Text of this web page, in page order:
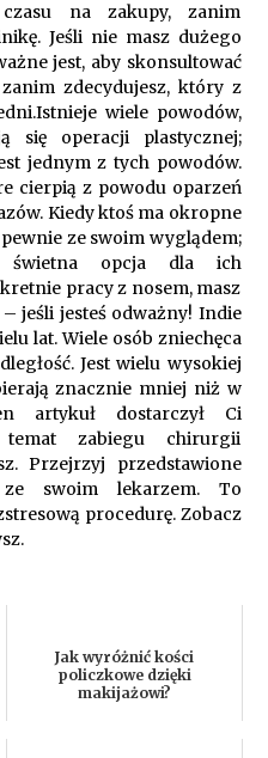
na zakupy, zanim
Jeśli nie masz dużego
jest, aby skonsultować
zdecydujesz, który z
wiele powodów,
się operacji plastycznej;
jednym z tych powodów.
cierpią z powodu oparzeń
Kiedy ktoś ma okropne
ze swoim wyglądem;
świetna opcja dla ich
pracy z nosem, masz
jeśli jesteś odważny! Indie
lat. Wiele osób zniechęca
Jest wielu wysokiej
znacznie mniej niż w
artykuł dostarczył Ci
zabiegu chirurgii
Przejrzyj przedstawione
swoim lekarzem. To
procedurę. Zobacz
Jak wyróżnić kości
policzkowe dzięki
makijażowi?